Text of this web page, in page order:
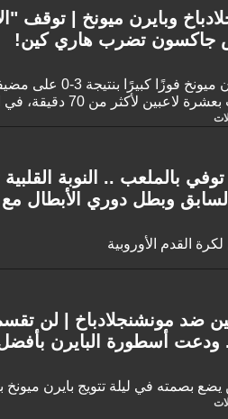
وبايرن ميونخ | توقف
جاكسون تضرب هاري كين!
حقق بايرن ميونخ
الذي لعب بعشرة
ملعب "بوروسيا بارك" ضمن منافسات
توفي بالملعب .. النوبة
السابق وبطل دوري الأبطال مع
القدم الأوروبية
ضد مونشنجلادباخ | لن
ودعت أسطورة البايرن
بصمته في ليلة تتويج بايرن ميونخ